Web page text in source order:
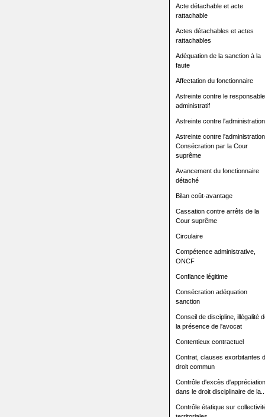
Acte détachable et acte
rattachable
Actes détachables et actes
rattachables
Adéquation de la sanction à la
faute
Affectation du fonctionnaire
Astreinte contre le responsable
administratif
Astreinte contre l'administration
Astreinte contre l'administration,
Consécration par la Cour
suprême
Avancement du fonctionnaire
détaché
Bilan coût-avantage
Cassation contre arrêts de la
Cour suprême
Circulaire
Compétence administrative,
ONCF
Confiance légitime
Consécration adéquation
sanction
Conseil de discipline, illégalité
la présence de l'avocat
Contentieux contractuel
Contrat, clauses exorbitantes
droit commun
Contrôle d'excès d'appréciation
dans le droit disciplinaire de la...
Contrôle étatique sur